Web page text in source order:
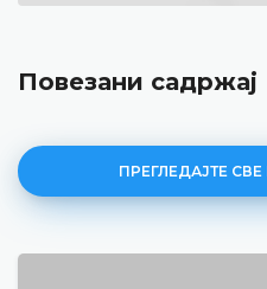
Повезани садржај
ПРЕГЛЕДАЈТЕ